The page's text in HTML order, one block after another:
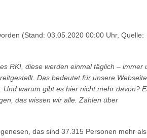
(Stand: 03.05.2020 00:00 Uhr, Quelle:
RKI, diese werden einmal täglich – immer
Das bedeutet für unsere Webseite,
warum gibt es hier nicht mehr davon?
das wissen wir alle. Zahlen über
das sind 37.315 Personen mehr als